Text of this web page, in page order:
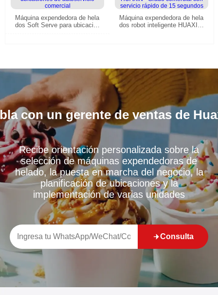
Máquina expendedora de hela
dos Soft Serve para ubicacio
Máquina expendedora de hela
dos robot inteligente HUAXIN
con un gerente de ventas de
Recibe orientación personalizada sobre la
selección de máquinas expendedoras de
helado, la puesta en marcha del negocio, la
planificación de ubicaciones y la
implementación de varias unidades
Consulta